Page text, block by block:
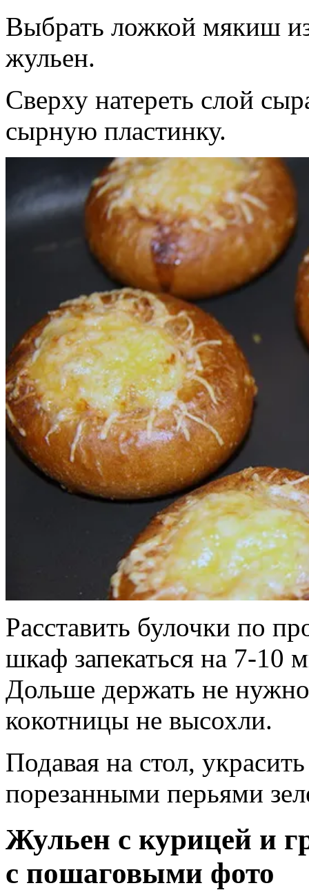
Выбрать ложкой мякиш
жульен.
Сверху натереть слой
сырную пластинку.
Расставить булочки по
шкаф запекаться на 7-10
Дольше держать не
кокотницы не высохли.
Подавая на стол,
порезанными перьями
Жульен с курицей и
с пошаговыми фото